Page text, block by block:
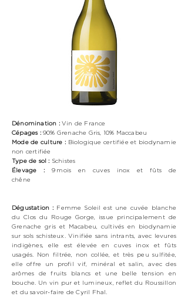
Dénomination : Vin de France
Cépages : 90% Grenache Gris, 10% Maccabeu
Mode de culture : Biologique certifiée et biodynamie
non certifiée
Type de sol : Schistes
Élevage : 9 mois en cuves inox et fûts de
chêne
Dégustation : Femme Soleil est une cuvée blanche
du Clos du Rouge Gorge, issue principalement de
Grenache gris et Macabeu, cultivés en biodynamie
sur sols schisteux. Vinifiée sans intrants, avec levures
indigènes, elle est élevée en cuves inox et fûts
usagés. Non filtrée, non collée, et très peu sulfitée,
elle offre un profil vif, minéral et salin, avec des
arômes de fruits blancs et une belle tension en
bouche. Un vin pur et lumineux, reflet du Roussillon
et du savoir-faire de Cyril Fhal.